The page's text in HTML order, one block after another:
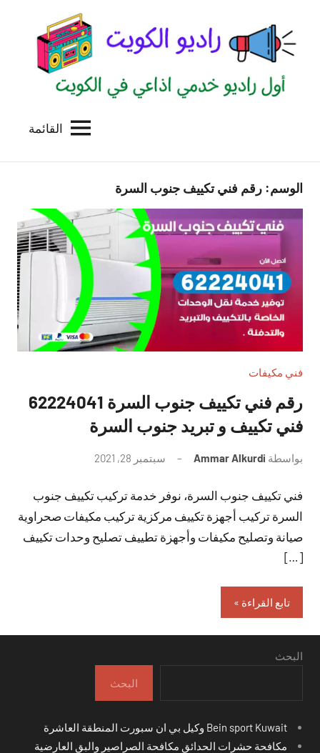
المحتوى
الكويت
للاعلانات
بالكويت
القائمة
الوسم: رقم فني تكييف جنوب السرة
فني مكيفات
رقم فني تكييف جنوب السرة 62224041
فني تكييف و تبريد جنوب السرة
بواسطة Ammar Alkurdi سبتمبر 28, 2021
تعليقات
فني تكييف جنوب السرة، نوفر خدمة تركيب تكييف جنوب
السرة تركيب أجهزة تكييف مركزية تركيب مكيفات صحراوية
صيانة وتصليح مكيفات وأجهزة تطييف تصليح وحدات تكييف
[…]
تابع القراءة
البحث
البحث
مكافحة حشرات الحدائق مكافحة الصراصير والبق العارضية